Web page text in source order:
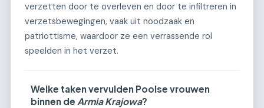
verzetten door te overleven en door te infiltreren in
verzetsbewegingen, vaak uit noodzaak en
patriottisme, waardoor ze een verrassende rol
speelden in het verzet.
Welke taken vervulden Poolse vrouwen
binnen de Armia Krajowa?